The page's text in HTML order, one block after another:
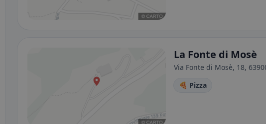
La Fonte di Mosè
Via Fonte di Mosè, 18,
🍕 Pizza